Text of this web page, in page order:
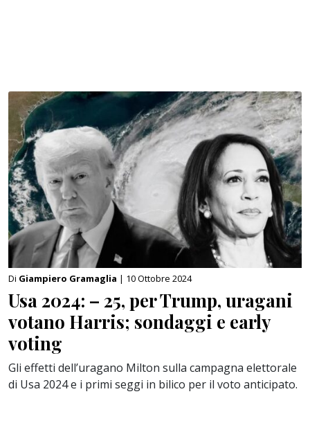
Di Giampiero Gramaglia | 10 Ottobre 2024
Usa 2024: – 25, per Trump, uragani
votano Harris; sondaggi e early
voting
Gli effetti dell’uragano Milton sulla campagna elettorale
di Usa 2024 e i primi seggi in bilico per il voto anticipato.